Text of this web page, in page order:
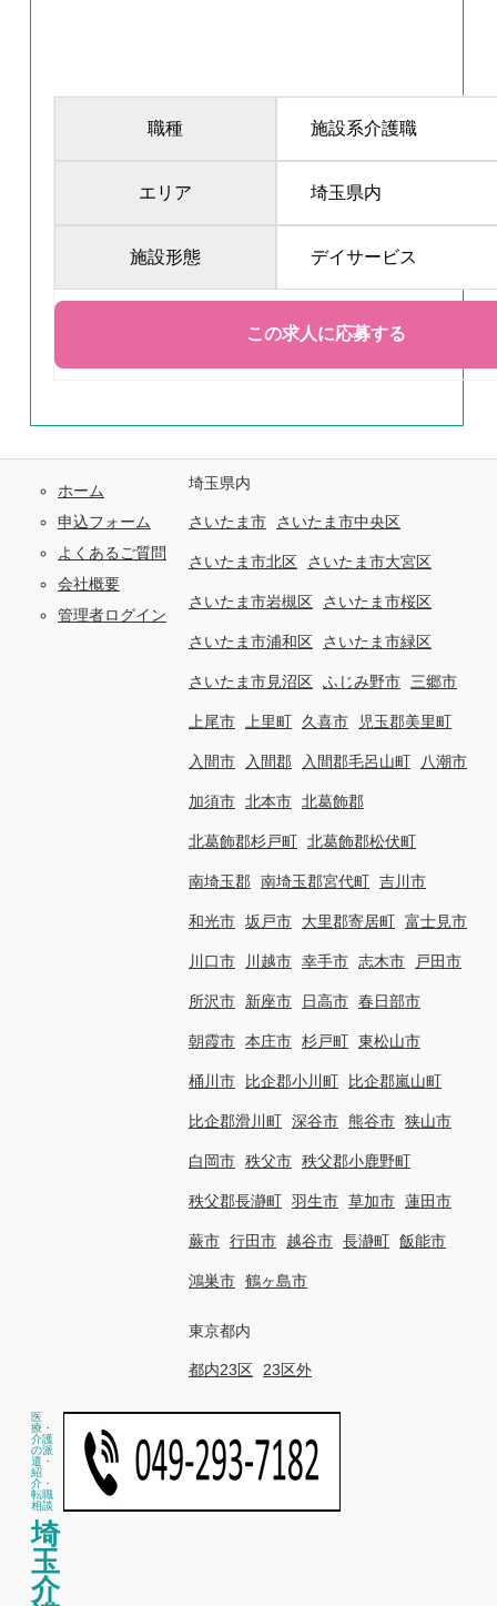
職種 施設系介護職
エリア 埼玉県内
施設形態 デイサービス
ホーム
申込フォーム
よくあるご質問
会社概要
管理者ログイン
埼玉県内
さいたま市 さいたま市中央区
さいたま市北区 さいたま市大宮区
さいたま市岩槻区 さいたま市桜区
さいたま市浦和区 さいたま市緑区
さいたま市見沼区 ふじみ野市 三郷市
上尾市 上里町 久喜市 児玉郡美里町
入間市 入間郡 入間郡毛呂山町 八潮市
加須市 北本市 北葛飾郡
北葛飾郡杉戸町 北葛飾郡松伏町
南埼玉郡 南埼玉郡宮代町 吉川市
和光市 坂戸市 大里郡寄居町 富士見市
川口市 川越市 幸手市 志木市 戸田市
所沢市 新座市 日高市 春日部市
朝霞市 本庄市 杉戸町 東松山市
桶川市 比企郡小川町 比企郡嵐山町
比企郡滑川町 深谷市 熊谷市 狭山市
白岡市 秩父市 秩父郡小鹿野町
秩父郡長瀞町 羽生市 草加市 蓮田市
蕨市 行田市 越谷市 長瀞町 飯能市
鴻巣市 鶴ヶ島市
東京都内
都内23区 23区外
医
療・
介護
の派
遣・
紹
介・
転職
相談
埼
玉
介